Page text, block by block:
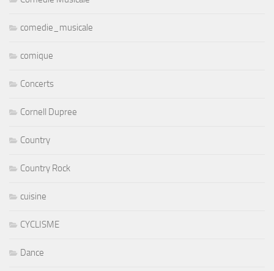
comedie_musicale
comique
Concerts
Cornell Dupree
Country
Country Rock
cuisine
CYCLISME
Dance